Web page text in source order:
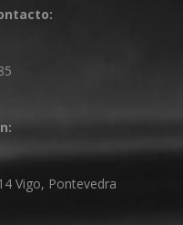
Vigo, Pontevedra